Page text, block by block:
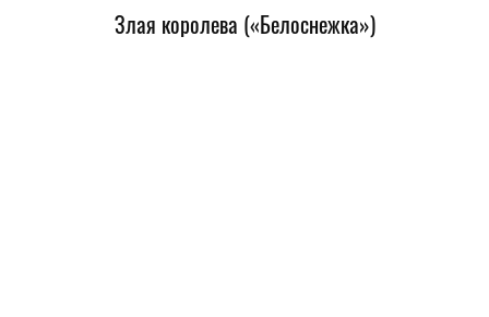
Злая королева («Белоснежка»)